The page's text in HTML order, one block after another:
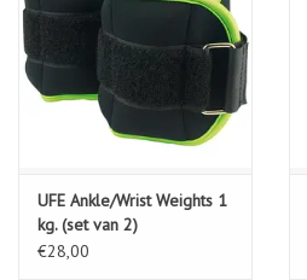
UFE Ankle/Wrist Weights 1
kg. (set van 2)
€28,00